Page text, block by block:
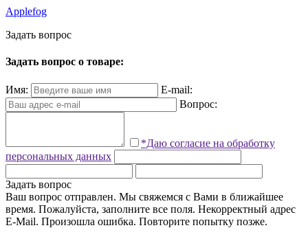
Applefog
Задать вопрос
Задать вопрос о товаре:
Имя:
E-mail:
Вопрос:
*Даю согласие на обработку
персональных данных
Задать вопрос
Ваш вопрос отправлен. Мы свяжемся с Вами в ближайшее
время. Пожалуйста, заполните все поля. Некорректный адрес
E-Mail. Произошла ошибка. Повторите попытку позже.